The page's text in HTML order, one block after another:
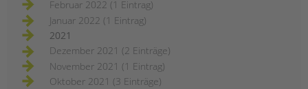
Februar 2022 (1 Eintrag)
Januar 2022 (1 Eintrag)
2021
Dezember 2021 (2 Einträge)
November 2021 (1 Eintrag)
Oktober 2021 (3 Einträge)